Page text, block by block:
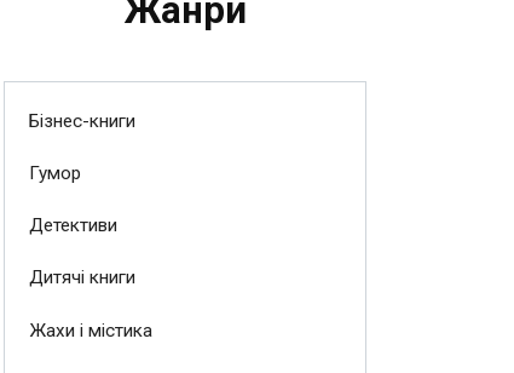
Жанри
Бізнес-книги
Гумор
Детективи
Дитячі книги
Жахи і містика